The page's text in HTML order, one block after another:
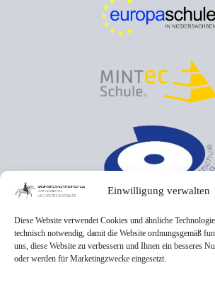
Einwilligung verwalten
Diese Website verwendet Cookies und ähnliche
technisch notwendig, damit die Website ordnungsgemäß
uns, diese Website zu verbessern und Ihnen ein besseres
oder werden für Marketingzwecke eingesetzt.